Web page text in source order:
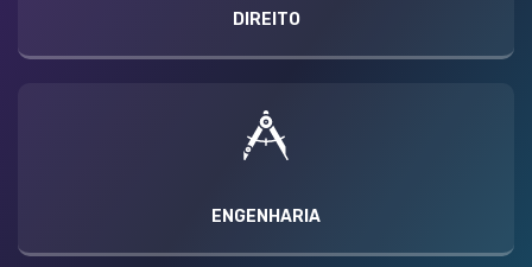
DIREITO
ENGENHARIA